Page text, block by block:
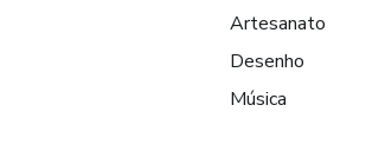
Artesanato
Desenho
Música